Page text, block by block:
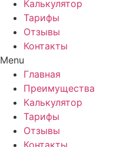
Калькулятор
Тарифы
Отзывы
Контакты
Menu
Главная
Преимущества
Калькулятор
Тарифы
Отзывы
Контакты